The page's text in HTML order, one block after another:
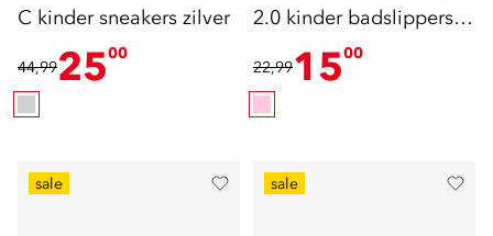
C kinder sneakers zilver
44,992500
2.0 kinder badslippers
22,991500
sale sale